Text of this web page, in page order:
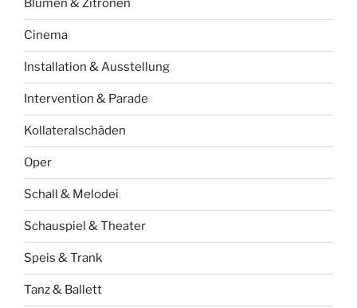
Blumen & Zitronen
Cinema
Installation & Ausstellung
Intervention & Parade
Kollateralschäden
Oper
Schall & Melodei
Schauspiel & Theater
Speis & Trank
Tanz & Ballett